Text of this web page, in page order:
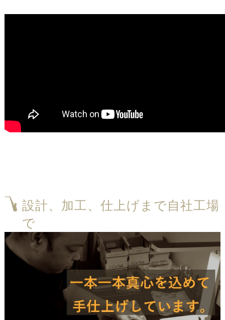
設計、加工、仕上げまで自社工場
で